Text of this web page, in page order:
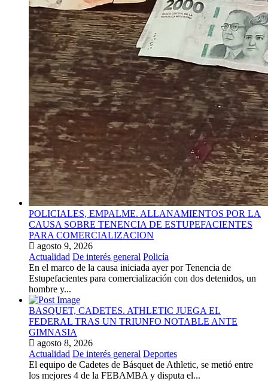
POLICIALES, EMPALME. ALLANAMIENTOS POR LA
CAUSA SOBRE TENENCIA DE ESTUPEFACIENTES
PARA COMERCIALIZACION
agosto 9, 2026
Actualidad De interés general Policía
En el marco de la causa iniciada ayer por Tenencia de
Estupefacientes para comercialización con dos detenidos, un
hombre y...
BASQUET, CADETES. ATHLETIC JUEGA EL
FEDERAL TRAS UN TRIUNFO NOTABLE ANTE
GIMNASIA
agosto 8, 2026
Actualidad De interés general Deportes
El equipo de Cadetes de Básquet de Athletic, se metió entre
los mejores 4 de la FEBAMBA y disputa el...